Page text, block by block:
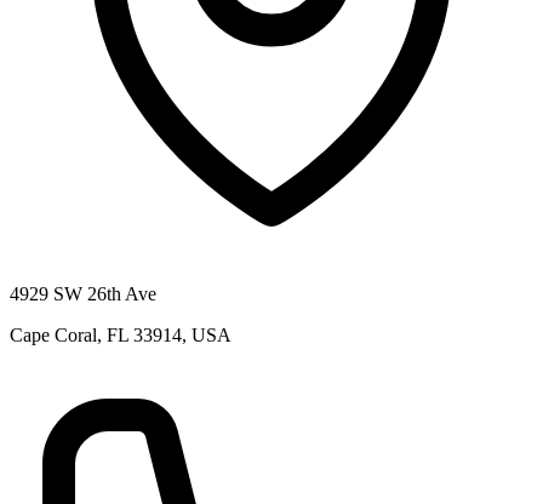
4929 SW 26th Ave
Cape Coral, FL 33914, USA